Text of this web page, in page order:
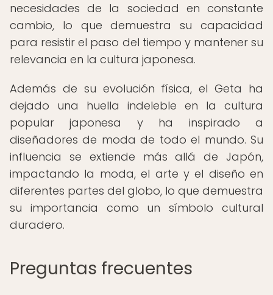
necesidades de la sociedad en constante
cambio, lo que demuestra su capacidad
para resistir el paso del tiempo y mantener su
relevancia en la cultura japonesa.
Además de su evolución física, el Geta ha
dejado una huella indeleble en la cultura
popular japonesa y ha inspirado a
diseñadores de moda de todo el mundo. Su
influencia se extiende más allá de Japón,
impactando la moda, el arte y el diseño en
diferentes partes del globo, lo que demuestra
su importancia como un símbolo cultural
duradero.
Preguntas frecuentes